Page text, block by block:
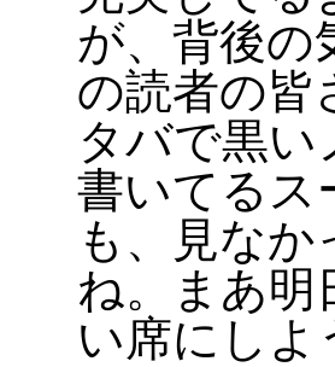
が、背後の
の読者の皆
タバで黒い
書いてるス
も、見な
ね。まあ明
い席にし